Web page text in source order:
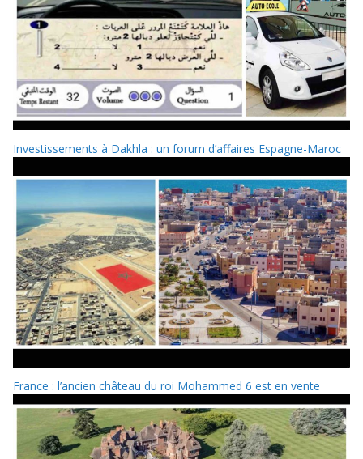
Investissements à Dakhla : un forum d’affaires Espagne-Maroc
France : l’ancien château du roi Mohammed 6 est en vente